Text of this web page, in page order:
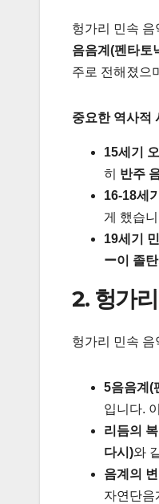
헝가리 민속 음
음음계(펜타토
주로 전해졌으
중요한 역사적
15세기
히 반주
16-18세
게 했습
19세기
ー이 졸탄
2. 헝가
헝가리 민속
5음음계(
입니다.
리듬의
다시)와
음계의
자연단음